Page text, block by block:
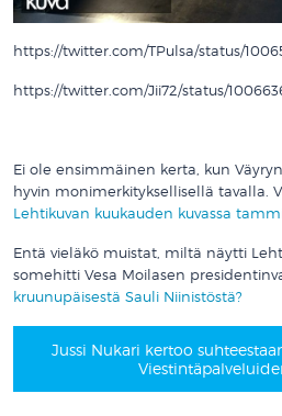
https://twitter.com/TPulsa/status/
https://twitter.com/Jii72/status/
Ei ole ensimmäinen kerta, kun
hyvin monimerkityksellisellä tavalla.
Lehtikuvan kuukauden kuvassa
Entä vieläkö muistat, miltä näytti
somehitti Vesa Moilasen
kruunupäisestä Sauli Niinistöstä?
Jussi Nukari kertoo